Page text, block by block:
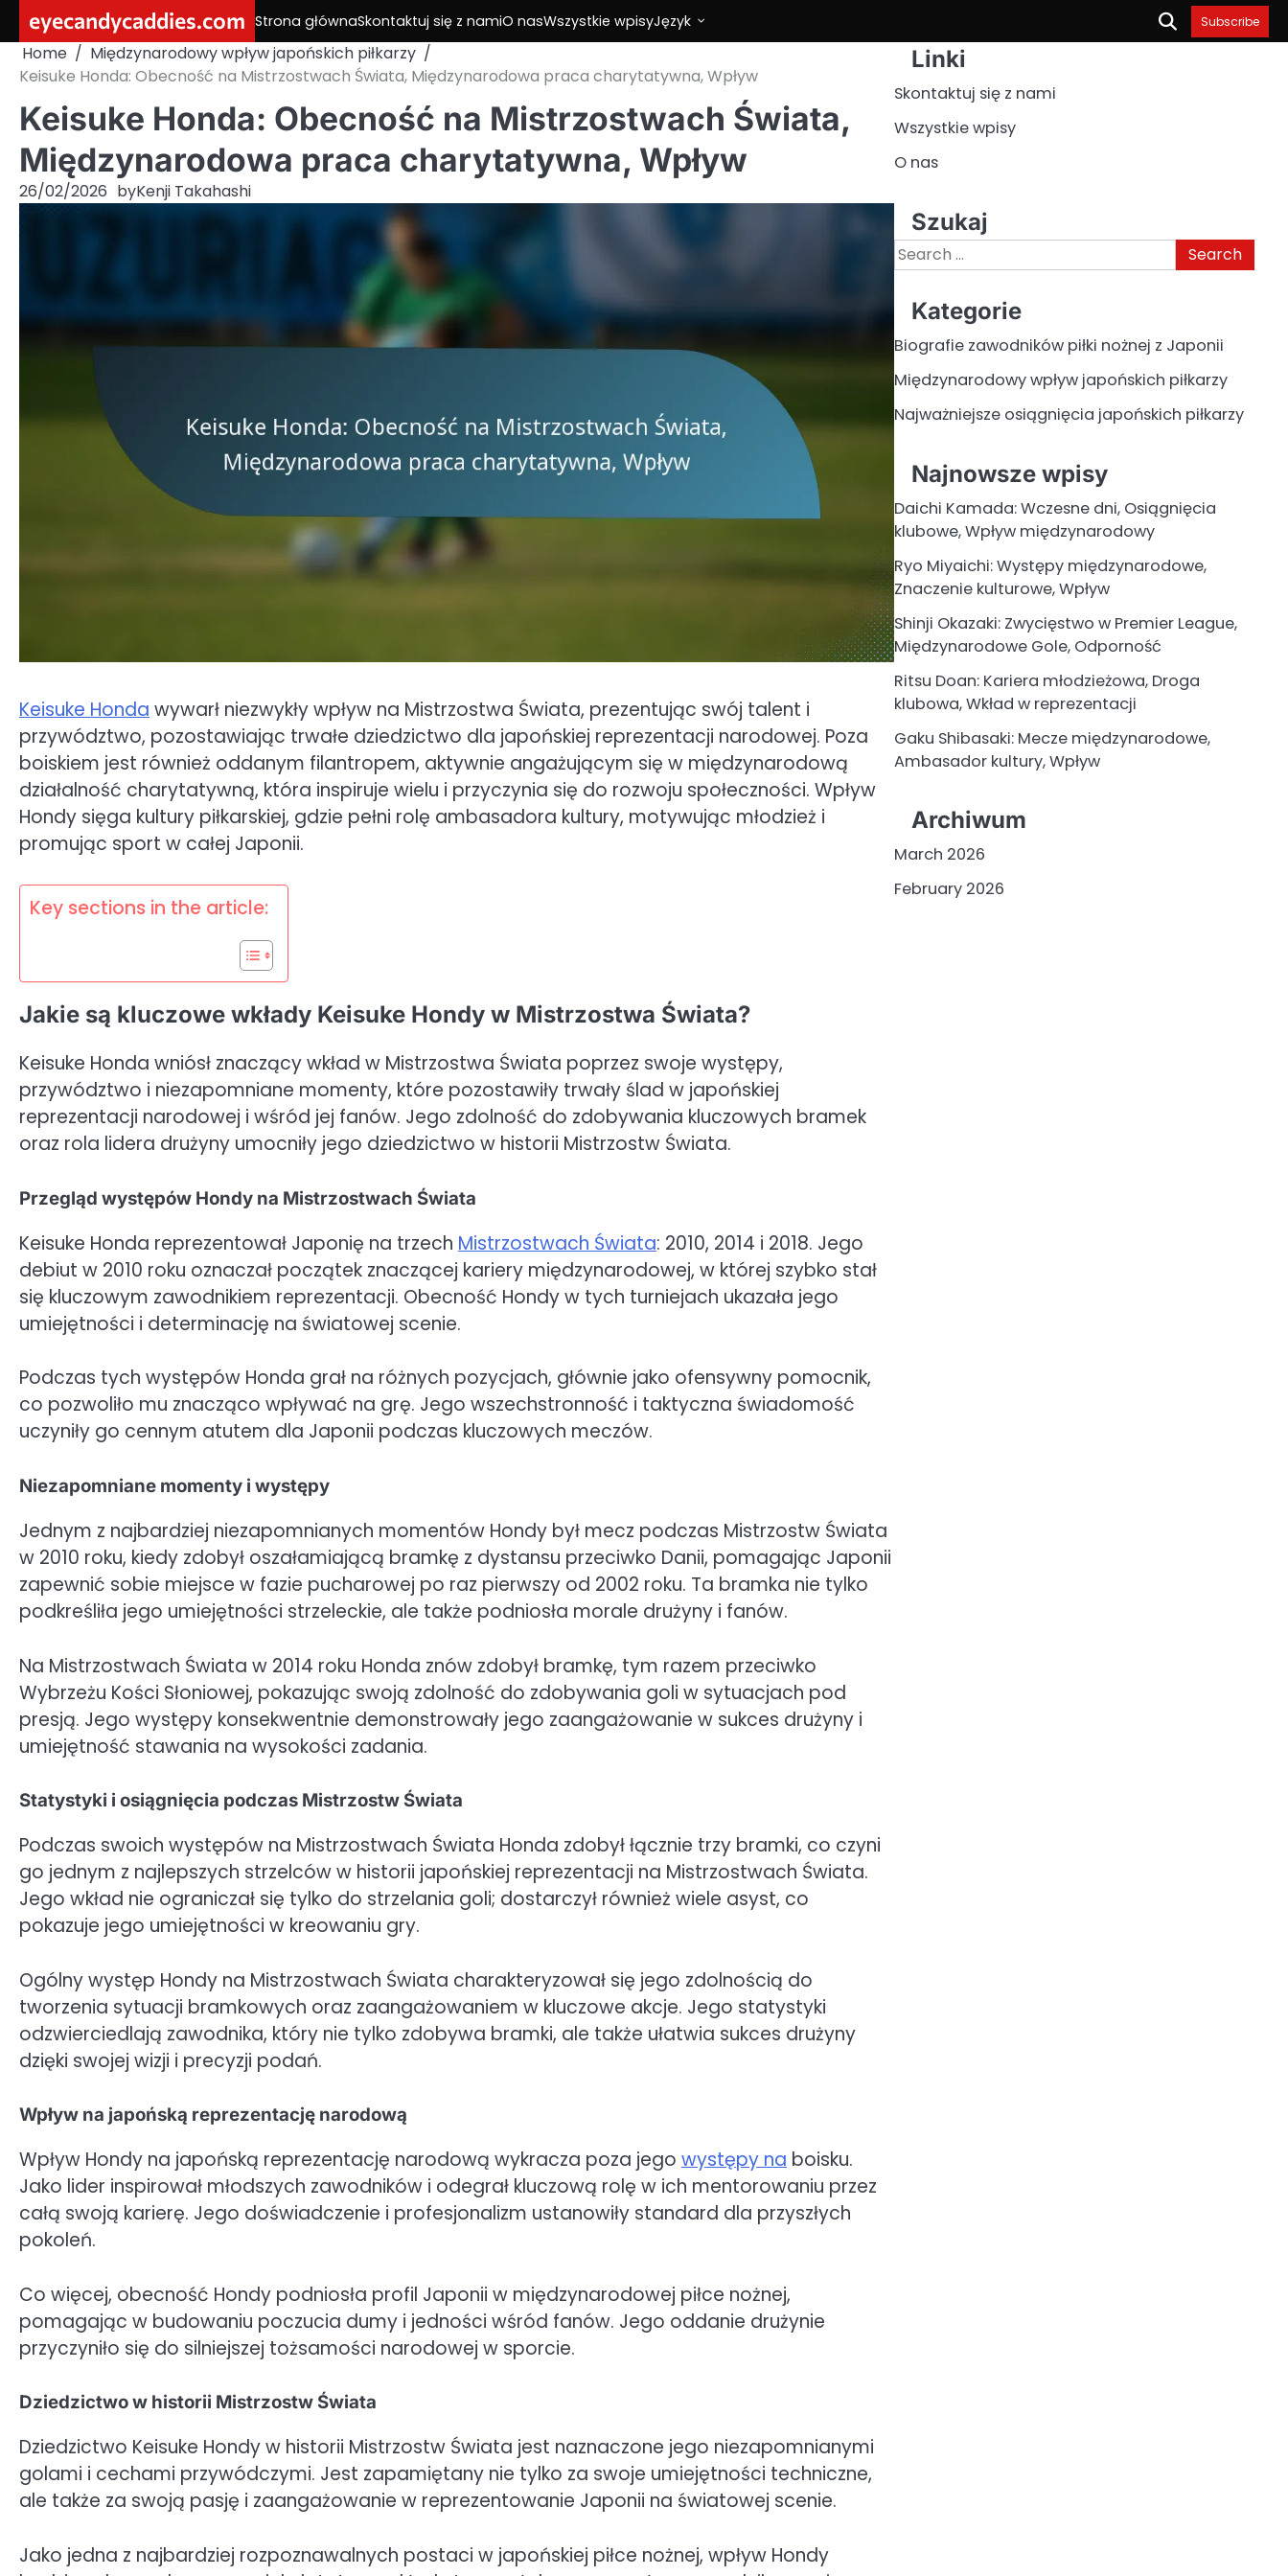
content
eyecandycaddies.com Strona głównaSkontaktuj się z namiO nasWszystkie wpisyJęzyk Subscribe
Home
Międzynarodowy wpływ japońskich piłkarzy
Keisuke Honda: Obecność na Mistrzostwach Świata, Międzynarodowa praca charytatywna, Wpływ
Keisuke Honda: Obecność na Mistrzostwach Świata,
Międzynarodowa praca charytatywna, Wpływ
26/02/2026 byKenji Takahashi
Keisuke Honda wywarł niezwykły wpływ na Mistrzostwa Świata, prezentując swój talent i
przywództwo, pozostawiając trwałe dziedzictwo dla japońskiej reprezentacji narodowej. Poza
boiskiem jest również oddanym filantropem, aktywnie angażującym się w międzynarodową
działalność charytatywną, która inspiruje wielu i przyczynia się do rozwoju społeczności. Wpływ
Hondy sięga kultury piłkarskiej, gdzie pełni rolę ambasadora kultury, motywując młodzież i
promując sport w całej Japonii.
Key sections in the article:
Jakie są kluczowe wkłady Keisuke Hondy w Mistrzostwa Świata?
Keisuke Honda wniósł znaczący wkład w Mistrzostwa Świata poprzez swoje występy,
przywództwo i niezapomniane momenty, które pozostawiły trwały ślad w japońskiej
reprezentacji narodowej i wśród jej fanów. Jego zdolność do zdobywania kluczowych bramek
oraz rola lidera drużyny umocniły jego dziedzictwo w historii Mistrzostw Świata.
Przegląd występów Hondy na Mistrzostwach Świata
Keisuke Honda reprezentował Japonię na trzech Mistrzostwach Świata: 2010, 2014 i 2018. Jego
debiut w 2010 roku oznaczał początek znaczącej kariery międzynarodowej, w której szybko stał
się kluczowym zawodnikiem reprezentacji. Obecność Hondy w tych turniejach ukazała jego
umiejętności i determinację na światowej scenie.
Podczas tych występów Honda grał na różnych pozycjach, głównie jako ofensywny pomocnik,
co pozwoliło mu znacząco wpływać na grę. Jego wszechstronność i taktyczna świadomość
uczyniły go cennym atutem dla Japonii podczas kluczowych meczów.
Niezapomniane momenty i występy
Jednym z najbardziej niezapomnianych momentów Hondy był mecz podczas Mistrzostw Świata
w 2010 roku, kiedy zdobył oszałamiającą bramkę z dystansu przeciwko Danii, pomagając Japonii
zapewnić sobie miejsce w fazie pucharowej po raz pierwszy od 2002 roku. Ta bramka nie tylko
podkreśliła jego umiejętności strzeleckie, ale także podniosła morale drużyny i fanów.
Na Mistrzostwach Świata w 2014 roku Honda znów zdobył bramkę, tym razem przeciwko
Wybrzeżu Kości Słoniowej, pokazując swoją zdolność do zdobywania goli w sytuacjach pod
presją. Jego występy konsekwentnie demonstrowały jego zaangażowanie w sukces drużyny i
umiejętność stawania na wysokości zadania.
Statystyki i osiągnięcia podczas Mistrzostw Świata
Podczas swoich występów na Mistrzostwach Świata Honda zdobył łącznie trzy bramki, co czyni
go jednym z najlepszych strzelców w historii japońskiej reprezentacji na Mistrzostwach Świata.
Jego wkład nie ograniczał się tylko do strzelania goli; dostarczył również wiele asyst, co
pokazuje jego umiejętności w kreowaniu gry.
Ogólny występ Hondy na Mistrzostwach Świata charakteryzował się jego zdolnością do
tworzenia sytuacji bramkowych oraz zaangażowaniem w kluczowe akcje. Jego statystyki
odzwierciedlają zawodnika, który nie tylko zdobywa bramki, ale także ułatwia sukces drużyny
dzięki swojej wizji i precyzji podań.
Wpływ na japońską reprezentację narodową
Wpływ Hondy na japońską reprezentację narodową wykracza poza jego występy na boisku.
Jako lider inspirował młodszych zawodników i odegrał kluczową rolę w ich mentorowaniu przez
całą swoją karierę. Jego doświadczenie i profesjonalizm ustanowiły standard dla przyszłych
pokoleń.
Co więcej, obecność Hondy podniosła profil Japonii w międzynarodowej piłce nożnej,
pomagając w budowaniu poczucia dumy i jedności wśród fanów. Jego oddanie drużynie
przyczyniło się do silniejszej tożsamości narodowej w sporcie.
Dziedzictwo w historii Mistrzostw Świata
Dziedzictwo Keisuke Hondy w historii Mistrzostw Świata jest naznaczone jego niezapomnianymi
golami i cechami przywódczymi. Jest zapamiętany nie tylko za swoje umiejętności techniczne,
ale także za swoją pasję i zaangażowanie w reprezentowanie Japonii na światowej scenie.
Jako jedna z najbardziej rozpoznawalnych postaci w japońskiej piłce nożnej, wpływ Hondy
Linki
Skontaktuj się z nami
Wszystkie wpisy
O nas
Szukaj
Search
for:
Kategorie
Biografie zawodników piłki nożnej z Japonii
Międzynarodowy wpływ japońskich piłkarzy
Najważniejsze osiągnięcia japońskich piłkarzy
Najnowsze wpisy
Daichi Kamada: Wczesne dni, Osiągnięcia
klubowe, Wpływ międzynarodowy
Ryo Miyaichi: Występy międzynarodowe,
Znaczenie kulturowe, Wpływ
Shinji Okazaki: Zwycięstwo w Premier League,
Międzynarodowe Gole, Odporność
Ritsu Doan: Kariera młodzieżowa, Droga
klubowa, Wkład w reprezentacji
Gaku Shibasaki: Mecze międzynarodowe,
Ambasador kultury, Wpływ
Archiwum
March 2026
February 2026